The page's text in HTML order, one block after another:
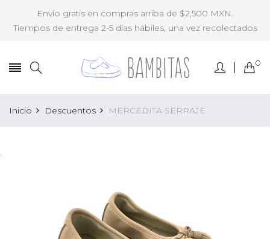
Envío gratis en compras arriba de $2,500 MXN.
Tiempos de entrega 2-5 días hábiles, una vez recolectados
0
Inicio Descuentos MERCEDITA SERRAJE
.